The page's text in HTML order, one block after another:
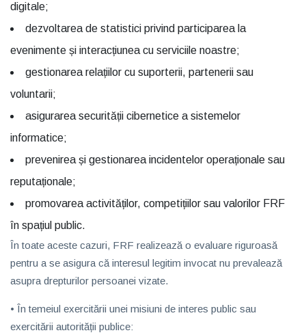
digitale;
dezvoltarea de statistici privind participarea la
evenimente și interacțiunea cu serviciile noastre;
gestionarea relațiilor cu suporterii, partenerii sau
voluntarii;
asigurarea securității cibernetice a sistemelor
informatice;
prevenirea și gestionarea incidentelor operaționale sau
reputaționale;
promovarea activităților, competițiilor sau valorilor FRF
în spațiul public.
În toate aceste cazuri, FRF realizează o evaluare riguroasă
pentru a se asigura că interesul legitim invocat nu prevalează
asupra drepturilor persoanei vizate.
• În temeiul exercitării unei misiuni de interes public sau
exercitării autorității publice: